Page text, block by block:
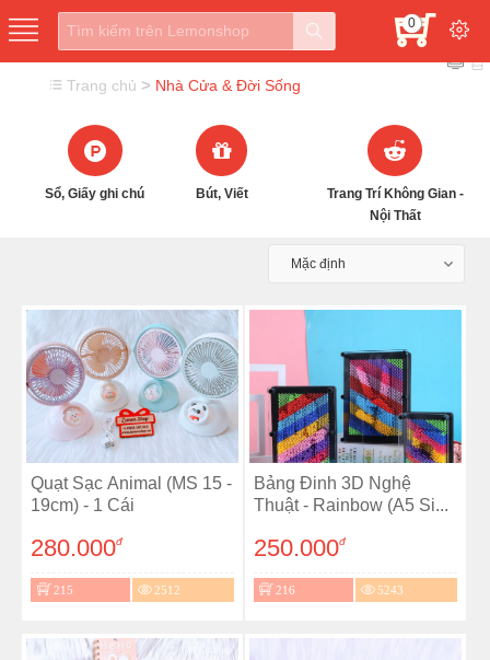
0
Trang chủ > Nhà Cửa & Đời Sống
Sổ, Giấy ghi chú Bút, Viết
Trang Trí Không Gian -
Nội Thất
Mặc định
Quạt Sạc Animal (MS 15 -
19cm) - 1 Cái
280.000đ
215 2512
Bảng Đinh 3D Nghệ
Thuật - Rainbow (A5 Si...
250.000đ
216 5243